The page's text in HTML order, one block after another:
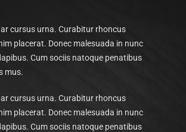
cursus urna. Curabitur rhoncus
placerat. Donec malesuada in nunc
Cum sociis natoque penatibus
mus.
cursus urna. Curabitur rhoncus
placerat. Donec malesuada in nunc
Cum sociis natoque penatibus